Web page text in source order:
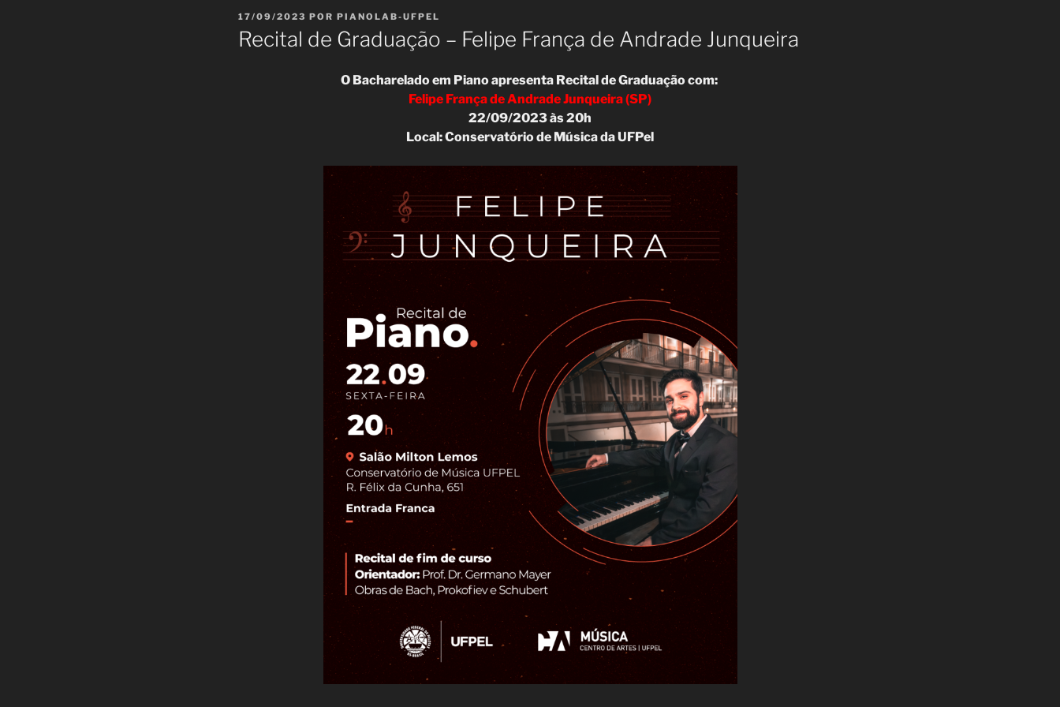
PUBLICADO
EM
17/09/2023 POR PIANOLAB-UFPEL
Recital de Graduação – Felipe França de Andrade Junqueira
O Bacharelado em Piano apresenta Recital de Graduação com:
Felipe França de Andrade Junqueira (SP)
22/09/2023 às 20h
Local: Conservatório de Música da UFPel